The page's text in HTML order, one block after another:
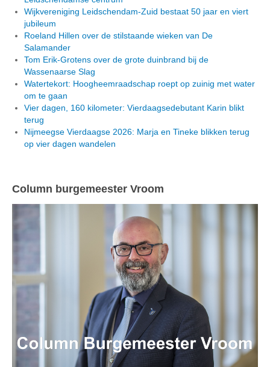
Wijkvereniging Leidschendam-Zuid bestaat 50 jaar en viert
jubileum
Roeland Hillen over de stilstaande wieken van De
Salamander
Tom Erik-Grotens over de grote duinbrand bij de
Wassenaarse Slag
Watertekort: Hoogheemraadschap roept op zuinig met water
om te gaan
Vier dagen, 160 kilometer: Vierdaagsedebutant Karin blikt
terug
Nijmeegse Vierdaagse 2026: Marja en Tineke blikken terug
op vier dagen wandelen
Column burgemeester Vroom